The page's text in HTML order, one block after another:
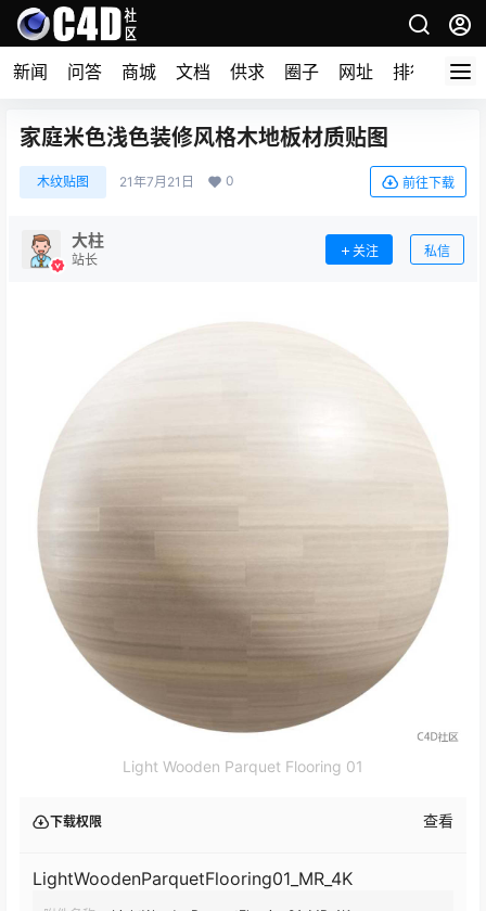
新闻 问答 商城 文档 供求 圈子 网址 排行榜
家庭米色浅色装修风格木地板材质贴图
木纹贴图 21年7月21日 0 前往下载
大柱
站长
关注 私信
Light Wooden Parquet Flooring 01
下载权限 查看
LightWoodenParquetFlooring01_MR_4K